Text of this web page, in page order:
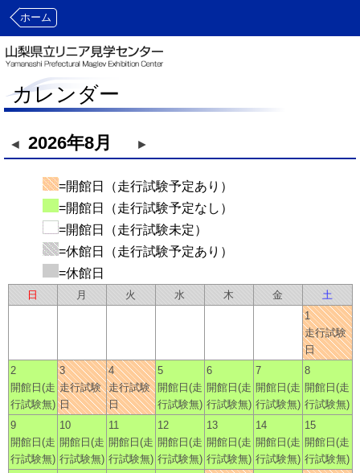
ホーム
カレンダー
2026年8月
◄ ►
=開館日（走行試験予定あり）
=開館日（走行試験予定なし）
=開館日（走行試験未定）
=休館日（走行試験予定あり）
=休館日
日 月 火 水 木 金
土
1
走行試験
日
2
開館日(走
行試験無)
3
走行試験
日
4
走行試験
日
5
開館日(走
行試験無)
6
開館日(走
行試験無)
7
開館日(走
行試験無)
8
開館日(走
行試験無)
9
開館日(走
行試験無)
10
開館日(走
行試験無)
11
開館日(走
行試験無)
12
開館日(走
行試験無)
13
開館日(走
行試験無)
14
開館日(走
行試験無)
15
開館日(走
行試験無)